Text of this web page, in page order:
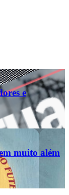
e
muito além